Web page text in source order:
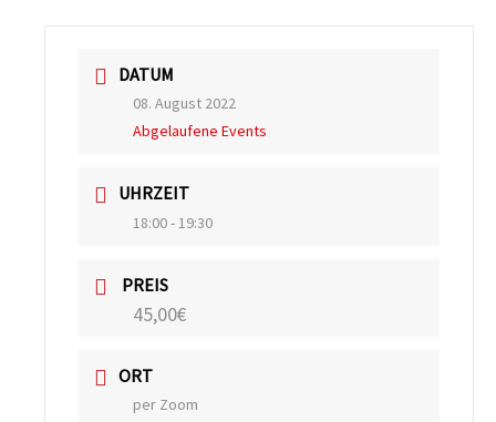
DATUM
08. August 2022
Abgelaufene Events
UHRZEIT
18:00 - 19:30
PREIS
45,00€
ORT
per Zoom